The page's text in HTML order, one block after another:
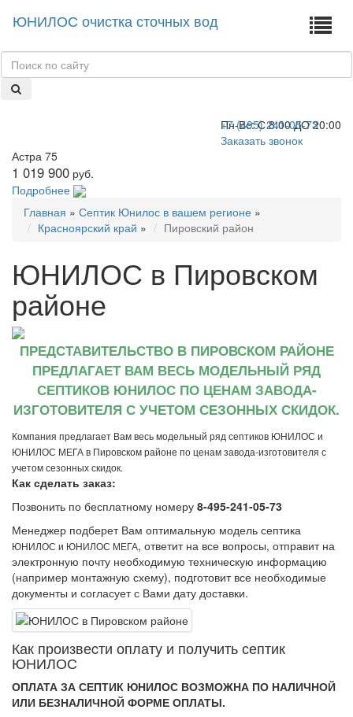
ЮНИЛОС очистка сточных вод
+7 (495) 241-05-73
Пн-Вс: С 8:00 ДО 20:00
Заказать звонок
Астра 75
1 019 900 руб.
Подробнее
Главная » Септик Юнилос в вашем регионе »
Красноярский край » Пировский район
ЮНИЛОС в Пировском
районе
ПРЕДСТАВИТЕЛЬСТВО В ПИРОВСКОМ РАЙОНЕ
ПРЕДЛАГАЕТ ВАМ ВЕСЬ МОДЕЛЬНЫЙ РЯД
СЕПТИКОВ ЮНИЛОС ПО ЦЕНАМ ЗАВОДА-
ИЗГОТОВИТЕЛЯ С УЧЕТОМ СЕЗОННЫХ СКИДОК.
Компания предлагает Вам весь модельный ряд септиков ЮНИЛОС и
ЮНИЛОС МЕГА в Пировском районе по ценам завода-изготовителя с
учетом сезонных скидок.
Как сделать заказ:
Позвонить по бесплатному номеру 8-495-241-05-73
Менеджер подберет Вам оптимальную модель септика
ЮНИЛОС и ЮНИЛОС МЕГА, ответит на все вопросы, отправит на
электронную почту необходимую техническую информацию
(например монтажную схему), подготовит все необходимые
документы и согласует с Вами дату доставки.
Как произвеcти оплату и получить септик
ЮНИЛОС
ОПЛАТА ЗА СЕПТИК ЮНИЛОС ВОЗМОЖНА ПО НАЛИЧНОЙ
ИЛИ БЕЗНАЛИЧНОЙ ФОРМЕ ОПЛАТЫ.